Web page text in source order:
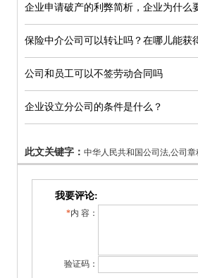
企业申请破产的利弊简析，企业为什么
保险中介公司可以转让吗？在哪儿能获
公司和员工可以不签劳动合同吗
企业设立分公司的条件是什么？
此文关键字： 中华人民共和国公司法,公司章
我要评论:
*内 容：
验证码：